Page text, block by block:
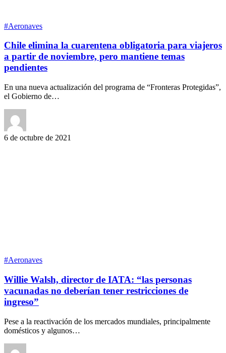
#Aeronaves
Chile elimina la cuarentena obligatoria para viajeros
a partir de noviembre, pero mantiene temas
pendientes
En una nueva actualización del programa de “Fronteras Protegidas”,
el Gobierno de…
6 de octubre de 2021
#Aeronaves
Willie Walsh, director de IATA: “las personas
vacunadas no deberían tener restricciones de
ingreso”
Pese a la reactivación de los mercados mundiales, principalmente
domésticos y algunos…